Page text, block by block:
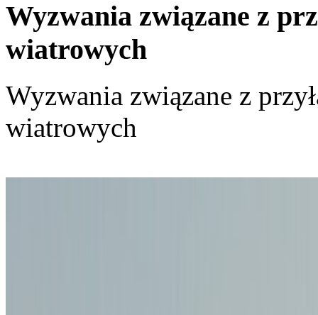
Wyzwania związane z
wiatrowych
Wyzwania związane z
wiatrowych